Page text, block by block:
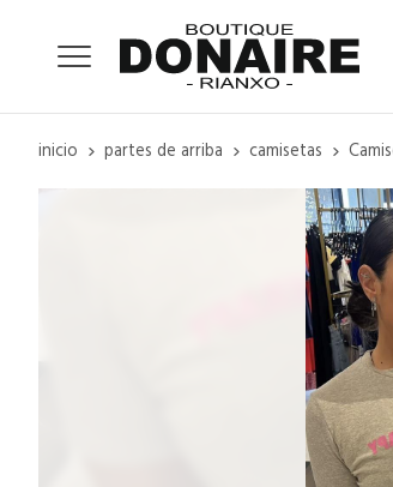
inicio partes de arriba camisetas